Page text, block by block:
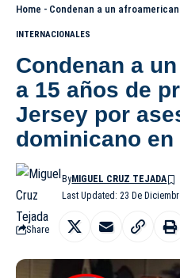
Home - Condenan a un afroamericano a 15 años de
INTERNACIONALES
Condenan a
a 15 años de
Jersey por
dominicano en
Last Updated: 23 De
ByMIGUEL CRUZ TEJADA
Share